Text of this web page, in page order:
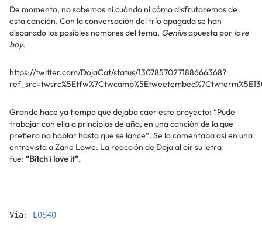
De momento, no sabemos ni cuándo ni cómo disfrutaremos de
esta canción. Con la conversación del trío apagada se han
disparado los posibles nombres del tema. Geniusapuesta por love
boy.
https://twitter.com/DojaCat/status/1307857027188666368?
Grande hace ya tiempo que dejaba caer este proyecto: “Pude
trabajar con ella a principios de año, en una canción de la que
prefiero no hablar hasta que se lance”. Se lo comentaba así en una
entrevista a Zane Lowe. La reacción de Doja al oír su letra
fue: “Bitch i love it”.
Via: LOS40